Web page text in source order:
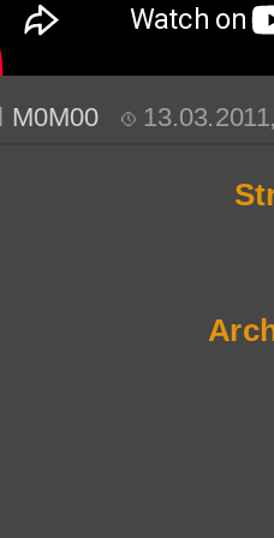
M0M00